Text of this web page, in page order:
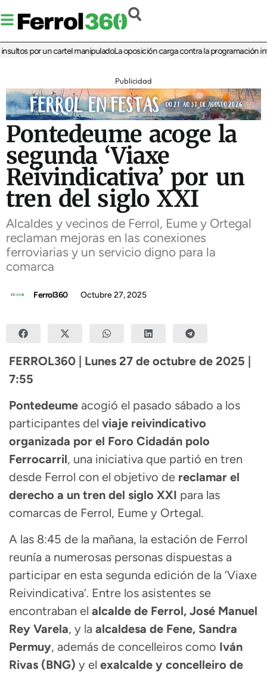
por un cartel manipuladoLa oposición carga contra la programación
Publicidad
Pontedeume acoge la
segunda ‘Viaxe
Reivindicativa’ por un
tren del siglo XXI
Alcaldes y vecinos de Ferrol, Eume y Ortegal
reclaman mejoras en las conexiones
ferroviarias y un servicio digno para la
comarca
Ferrol360 Octubre 27, 2025
FERROL360 | Lunes 27 de octubre de 2025 |
7:55
Pontedeume acogió el pasado sábado a los
participantes del viaje reivindicativo
organizada por el Foro Cidadán polo
Ferrocarril, una iniciativa que partió en tren
desde Ferrol con el objetivo de reclamar el
derecho a un tren del siglo XXI para las
comarcas de Ferrol, Eume y Ortegal.
A las 8:45 de la mañana, la estación de Ferrol
reunía a numerosas personas dispuestas a
participar en esta segunda edición de la ‘Viaxe
Reivindicativa’. Entre los asistentes se
encontraban el alcalde de Ferrol, José Manuel
Rey Varela, y la alcaldesa de Fene, Sandra
Permuy, además de concelleiros como Iván
Rivas (BNG) y el exalcalde y concelleiro de